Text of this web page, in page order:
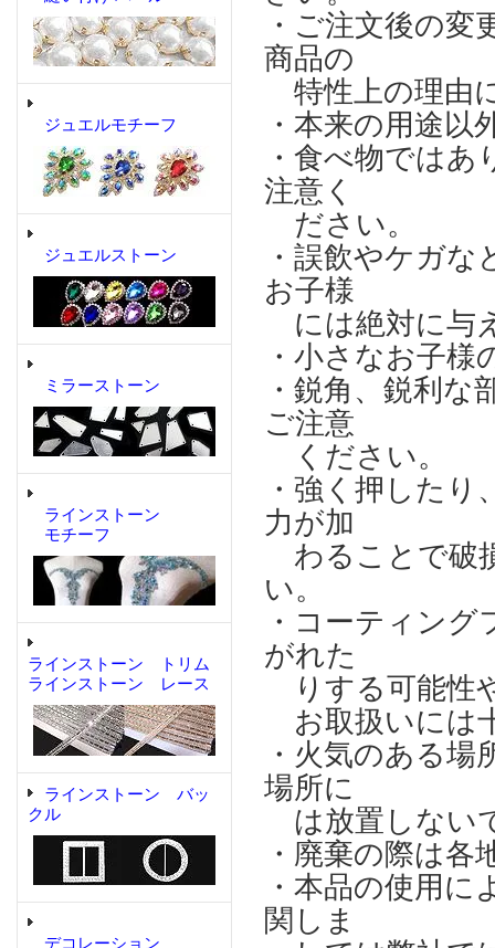
ジュエルモチーフ
ジュエルストーン
ミラーストーン
ラインストーン
モチーフ
ラインストーン トリム
ラインストーン レース
ラインストーン バッ
クル
デコレーション
・ご注文後の
商品の
特性上の理由
・本来の用途
・食べ物では
注意く
ださい。
・誤飲やケガ
お子様
には絶対に与
・小さなお子
・鋭角、鋭利
ご注意
ください。
・強く押した
力が加
わることで破
い。
・コーティン
がれた
りする可能性
お取扱いには
・火気のある場
場所に
は放置しない
・廃棄の際は
・本品の使用
関しま